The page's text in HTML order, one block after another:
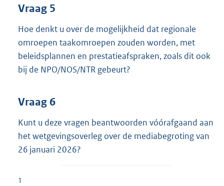
Vraag 5
Hoe denkt u over de mogelijkheid dat regionale
omroepen taakomroepen zouden worden, met
beleidsplannen en prestatieafspraken, zoals dit ook
bij de NPO/NOS/NTR gebeurt?
Vraag 6
Kunt u deze vragen beantwoorden vóórafgaand aan
het wetgevingsoverleg over de mediabegroting van
26 januari 2026?
1